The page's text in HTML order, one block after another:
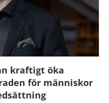
kraftigt öka
för människor